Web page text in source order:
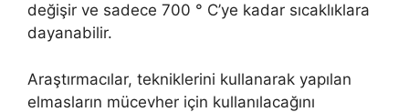
değişir ve sadece 700 ° C’ye kadar sıcaklıklara
dayanabilir.
Araştırmacılar, tekniklerini kullanarak yapılan
elmasların mücevher için kullanılacağını